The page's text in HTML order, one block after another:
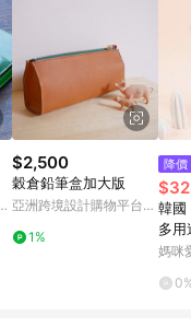
$2,500
穀倉鉛筆盒加大版
亞洲跨境設計購物平台
1%
降價
韓
多用
納袋
媽咪